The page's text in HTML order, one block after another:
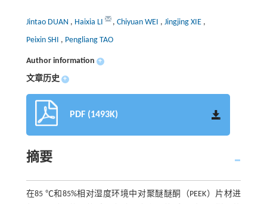
Jintao DUAN , Haixia LI , Chiyuan WEI , Jingjing XIE ,
Peixin SHI , Pengliang TAO
Author information +
文章历史 +
PDF (1493K)
摘要
在85 ℃和85%相对湿度环境中对聚醚醚酮（PEEK）片材进